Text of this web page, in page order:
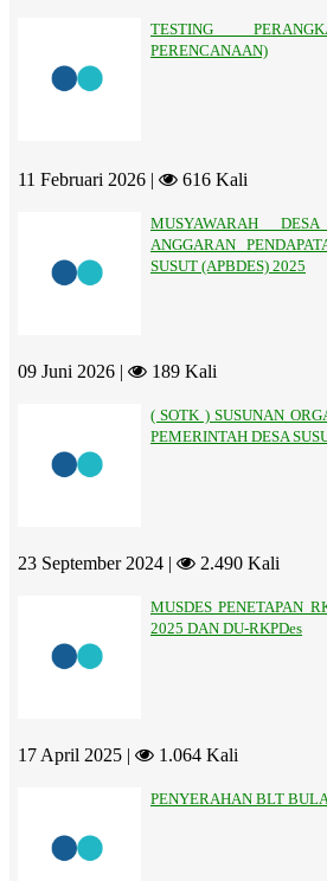
TESTING
PERENCANAAN)
11 Februari 2026 | 616 Kali
MUSYAWARAH
ANGGARAN
SUSUT (APBDES) 2025
09 Juni 2026 | 189 Kali
( SOTK ) SUSUNAN
PEMERINTAH DESA
23 September 2024 | 2.490 Kali
MUSDES PENETAPAN
2025 DAN DU-RKPDes
17 April 2025 | 1.064 Kali
PENYERAHAN BLT